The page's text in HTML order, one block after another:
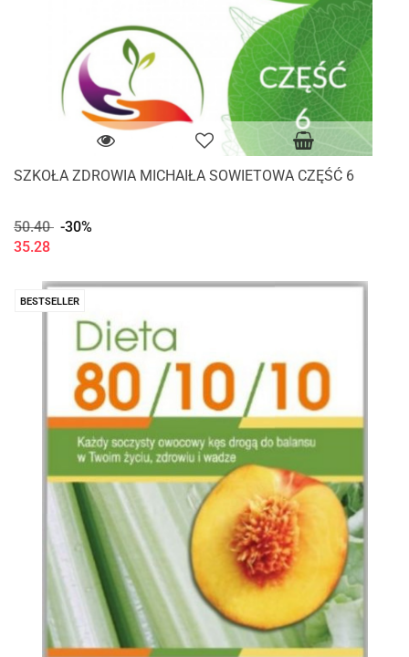
SZKOŁA ZDROWIA MICHAIŁA SOWIETOWA CZĘŚĆ 6
50.40 -30%
35.28
BESTSELLER